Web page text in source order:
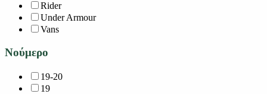
Rider
Under Armour
Vans
Νούμερο
19-20
19